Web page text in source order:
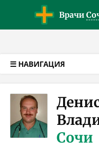
Врачи
☰ НАВИГАЦИЯ
Сочи